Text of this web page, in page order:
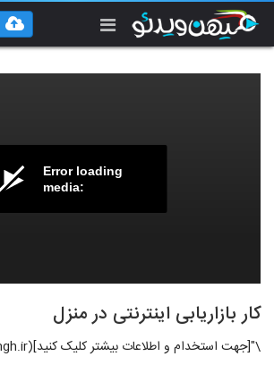
Error loading
media:
کار بازاریابی اینترنتی در منزل
\"[جهت استخدام و اطلاعات بیشتر کلیک کنید](http://dmgh.ir)\"